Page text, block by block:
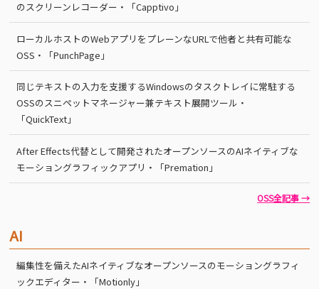
のスクリーンレコーダー・「Capptivo」
ローカルホストのWebアプリをプレーンなURLで他者と共有可能な
OSS・「PunchPage」
同じテキストの入力を支援するWindowsのタスクトレイに常駐する
OSSのスニペットマネージャー兼テキスト展開ツール・
「QuickText」
After Effects代替として開発されたオープンソースのAIネイティブな
モーショングラフィックアプリ・「Premation」
OSS全記事 →
AI
編集性を備えたAIネイティブなオープンソースのモーショングラフィ
ックエディター・「Motionly」